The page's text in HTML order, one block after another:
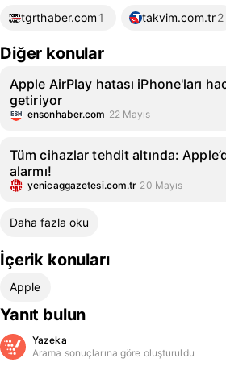
tgrthaber.com 1 takvim.com.tr2
Diğer konular
Apple AirPlay hatası iPhone'ları
getiriyor
ensonhaber.com 22 Mayıs
Tüm cihazlar tehdit altında:
alarmı!
yenicaggazetesi.com.tr 20 Mayıs
Daha fazla oku
İçerik konuları
Apple
Yanıt bulun
Yazeka
Arama sonuçlarına göre oluşturuldu